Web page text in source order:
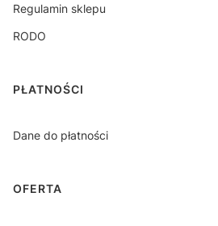
Regulamin sklepu
RODO
PŁATNOŚCI
Dane do płatności
OFERTA